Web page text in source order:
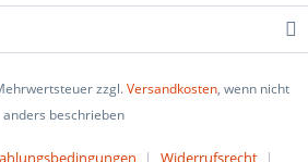
zzgl.Versandkosten, wenn nicht
anders beschrieben
Widerrufsrecht